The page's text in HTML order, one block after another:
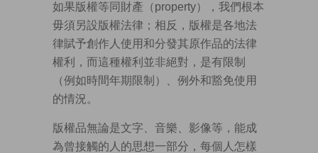
如果版權等同財產（property），我們根本
毋須另設版權法律；相反，版權是各地法
律賦予創作人使用和分發其原作品的法律
權利，而這種權利並非絕對，是有限制
（例如時間年期限制）、例外和豁免使用
的情況。
版權品無論是文字、音樂、影像等，能成
為曾接觸的人的思想一部分，每個人怎樣